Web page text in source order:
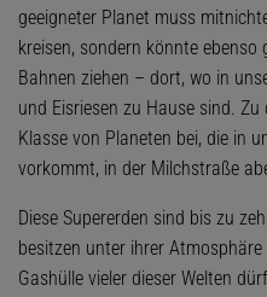
geeigneter Planet muss
kreisen, sondern könnte
Bahnen ziehen – dort, wo in
und Eisriesen zu Hause sind.
Klasse von Planeten bei, die in
vorkommt, in der Milchstraße
Diese Supererden sind bis zu
besitzen unter ihrer
Gashülle vieler dieser Welten